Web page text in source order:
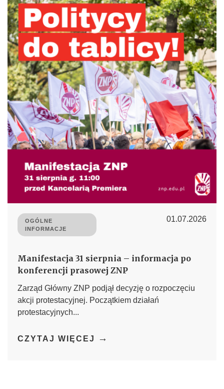
OGÓLNE
INFORMACJE
01.07.2026
Manifestacja 31 sierpnia – informacja po
konferencji prasowej ZNP
Zarząd Główny ZNP podjął decyzję o rozpoczęciu
akcji protestacyjnej. Początkiem działań
protestacyjnych...
CZYTAJ WIĘCEJ →